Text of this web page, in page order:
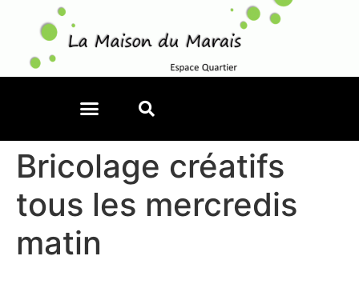
Bricolage créatifs
tous les mercredis
matin